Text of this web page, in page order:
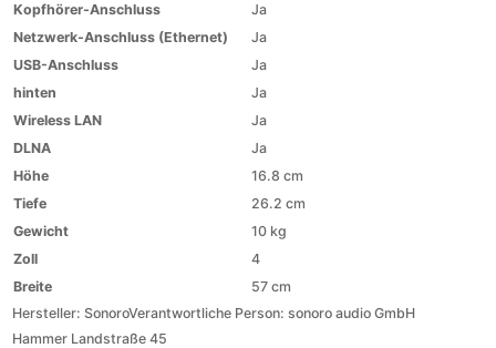
Kopfhörer-Anschluss
Ja
Netzwerk-Anschluss (Ethernet)
Ja
USB-Anschluss
Ja
hinten
Ja
Wireless LAN
Ja
DLNA
Ja
Höhe
16.8 cm
Tiefe
26.2 cm
Gewicht
10 kg
Zoll
4
Breite
57 cm
Hersteller: SonoroVerantwortliche Person:sonoro audio GmbH
Hammer Landstraße 45